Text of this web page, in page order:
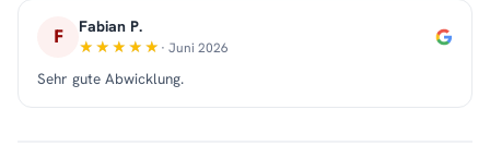
F Fabian P.
· Juni 2026
Sehr gute Abwicklung.